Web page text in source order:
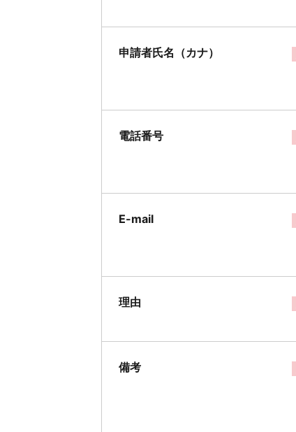
申請者氏名（カナ）
電話番号
E-mail
理由
備考